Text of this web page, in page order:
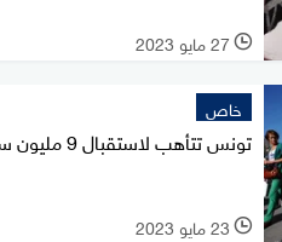
l 27 مايو 2023
خاص
تونس تتأهب لاستقبال 9 مليون سائح
l 23 مايو 2023